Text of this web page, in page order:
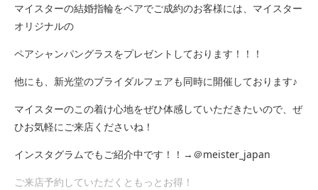
マイスターの結婚指輪をペアでご成約のお客様には、マイスター
オリジナルの
ペアシャンパングラスをプレゼントしております！！！
他にも、新光堂のブライダルフェアも同時に開催しております♪
マイスターのこの着け心地をぜひ体感していただきたいので、ぜ
ひお気軽にご来店くださいね！
インスタグラムでもご紹介中です！！→＠meister_japan
ご来店予約していただくともっとお得！